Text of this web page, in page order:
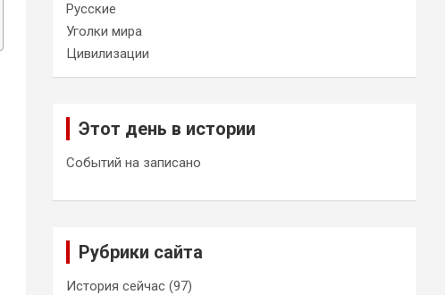
Русские
Уголки мира
Цивилизации
Этот день в истории
Событий на записано
Рубрики сайта
История сейчас (97)